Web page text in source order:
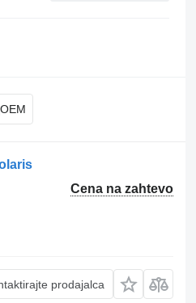
Cena na zahtevo
prodajalca